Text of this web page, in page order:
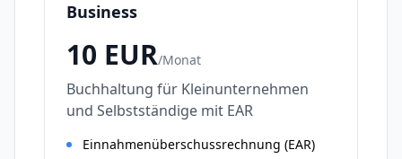
Business
10 EUR/Monat
Buchhaltung für Kleinunternehmen
und Selbstständige mit EAR
Einnahmenüberschussrechnung (EAR)